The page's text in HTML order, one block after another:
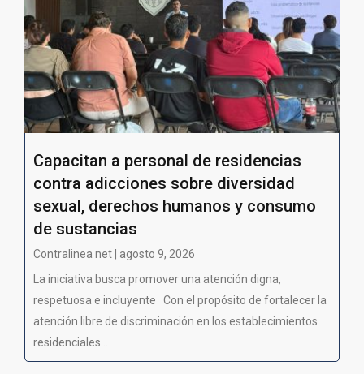
Capacitan a personal de residencias
contra adicciones sobre diversidad
sexual, derechos humanos y consumo
de sustancias
Contralinea net | agosto 9, 2026
La iniciativa busca promover una atención digna,
respetuosa e incluyente Con el propósito de fortalecer la
atención libre de discriminación en los establecimientos
residenciales...